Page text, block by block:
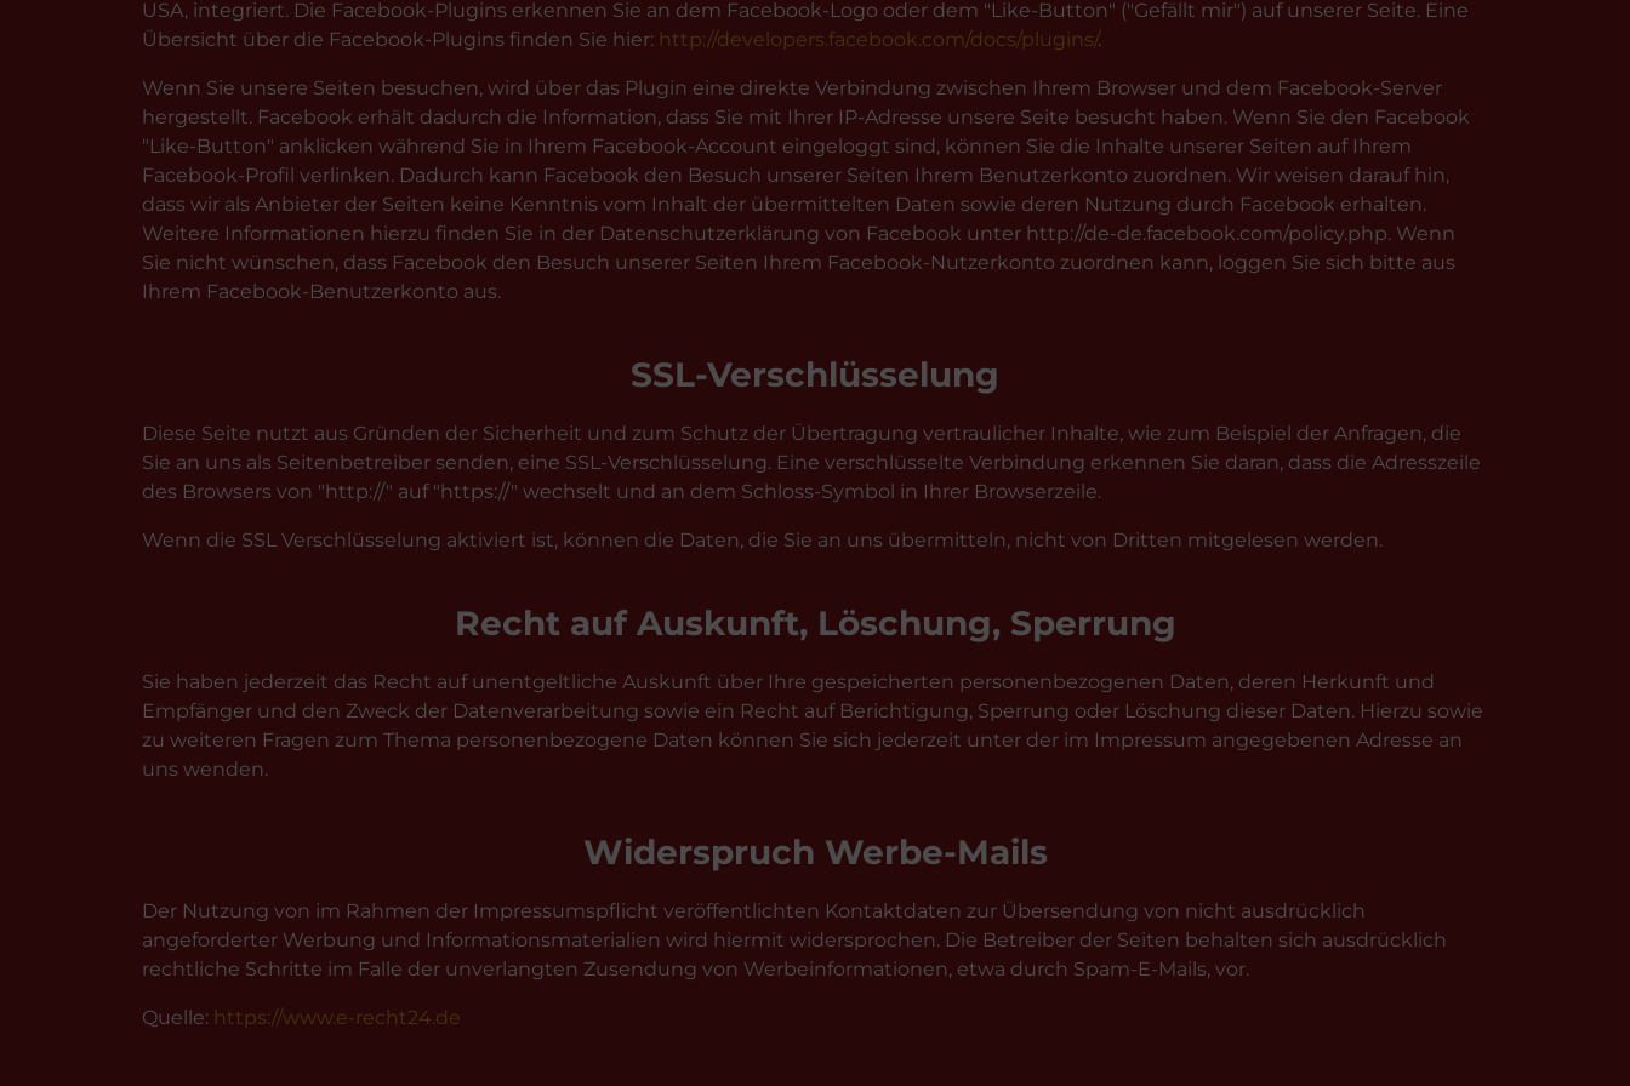
USA, integriert. Die Facebook-Plugins erkennen Sie an dem Facebook-Logo oder dem "Like-Button" ("Gefällt mir") auf unserer Seite. Eine
Übersicht über die Facebook-Plugins finden Sie hier: http://developers.facebook.com/docs/plugins/.
Wenn Sie unsere Seiten besuchen, wird über das Plugin eine direkte Verbindung zwischen Ihrem Browser und dem Facebook-Server
hergestellt. Facebook erhält dadurch die Information, dass Sie mit Ihrer IP-Adresse unsere Seite besucht haben. Wenn Sie den Facebook
"Like-Button" anklicken während Sie in Ihrem Facebook-Account eingeloggt sind, können Sie die Inhalte unserer Seiten auf Ihrem
Facebook-Profil verlinken. Dadurch kann Facebook den Besuch unserer Seiten Ihrem Benutzerkonto zuordnen. Wir weisen darauf hin,
dass wir als Anbieter der Seiten keine Kenntnis vom Inhalt der übermittelten Daten sowie deren Nutzung durch Facebook erhalten.
Weitere Informationen hierzu finden Sie in der Datenschutzerklärung von Facebook unter http://de-de.facebook.com/policy.php. Wenn
Sie nicht wünschen, dass Facebook den Besuch unserer Seiten Ihrem Facebook-Nutzerkonto zuordnen kann, loggen Sie sich bitte aus
Ihrem Facebook-Benutzerkonto aus.
SSL-Verschlüsselung
Diese Seite nutzt aus Gründen der Sicherheit und zum Schutz der Übertragung vertraulicher Inhalte, wie zum Beispiel der Anfragen, die
Sie an uns als Seitenbetreiber senden, eine SSL-Verschlüsselung. Eine verschlüsselte Verbindung erkennen Sie daran, dass die Adresszeile
des Browsers von "http://" auf "https://" wechselt und an dem Schloss-Symbol in Ihrer Browserzeile.
Wenn die SSL Verschlüsselung aktiviert ist, können die Daten, die Sie an uns übermitteln, nicht von Dritten mitgelesen werden.
Recht auf Auskunft, Löschung, Sperrung
Sie haben jederzeit das Recht auf unentgeltliche Auskunft über Ihre gespeicherten personenbezogenen Daten, deren Herkunft und
Empfänger und den Zweck der Datenverarbeitung sowie ein Recht auf Berichtigung, Sperrung oder Löschung dieser Daten. Hierzu sowie
zu weiteren Fragen zum Thema personenbezogene Daten können Sie sich jederzeit unter der im Impressum angegebenen Adresse an
uns wenden.
Widerspruch Werbe-Mails
Der Nutzung von im Rahmen der Impressumspflicht veröffentlichten Kontaktdaten zur Übersendung von nicht ausdrücklich
angeforderter Werbung und Informationsmaterialien wird hiermit widersprochen. Die Betreiber der Seiten behalten sich ausdrücklich
rechtliche Schritte im Falle der unverlangten Zusendung von Werbeinformationen, etwa durch Spam-E-Mails, vor.
Quelle: https://www.e-recht24.de